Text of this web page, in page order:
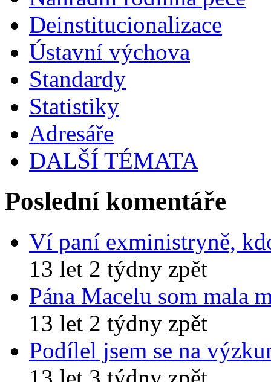
Deinstitucionalizace
Ústavní výchova
Standardy
Statistiky
Adresáře
DALŠÍ TÉMATA
Poslední komentáře
Ví paní exministryně,
13 let 2 týdny zpět
Pána Macelu som mala
13 let 2 týdny zpět
Podílel jsem se na